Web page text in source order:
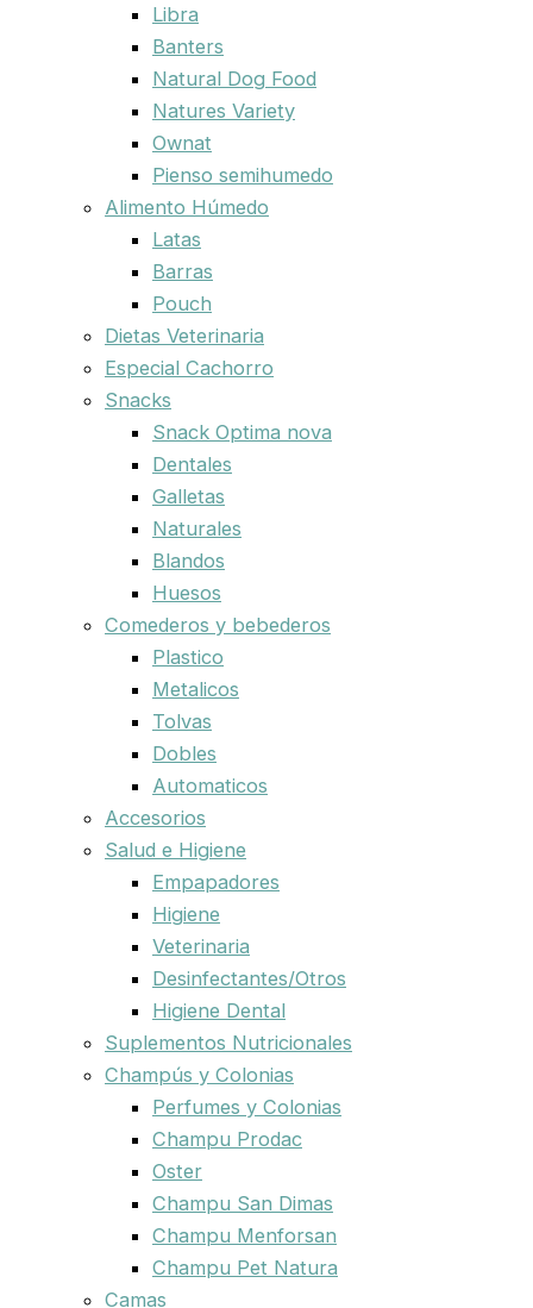
Libra
Banters
Natural Dog Food
Natures Variety
Ownat
Pienso semihumedo
Alimento Húmedo
Latas
Barras
Pouch
Dietas Veterinaria
Especial Cachorro
Snacks
Snack Optima nova
Dentales
Galletas
Naturales
Blandos
Huesos
Comederos y bebederos
Plastico
Metalicos
Tolvas
Dobles
Automaticos
Accesorios
Salud e Higiene
Empapadores
Higiene
Veterinaria
Desinfectantes/Otros
Higiene Dental
Suplementos Nutricionales
Champús y Colonias
Perfumes y Colonias
Champu Prodac
Oster
Champu San Dimas
Champu Menforsan
Champu Pet Natura
Camas